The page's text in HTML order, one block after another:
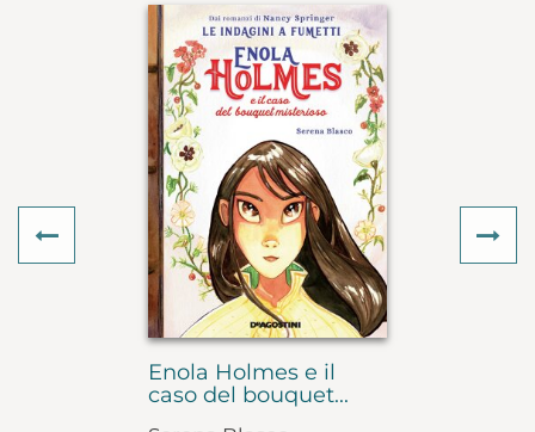
Enola Holmes e il
caso del bouquet...
Previous